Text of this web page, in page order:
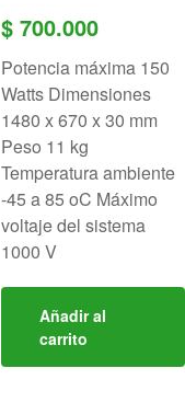
$ 700.000
Potencia máxima 150
Watts Dimensiones
1480 x 670 x 30 mm
Peso 11 kg
Temperatura ambiente
-45 a 85 oC Máximo
voltaje del sistema
1000 V
Añadir al
carrito